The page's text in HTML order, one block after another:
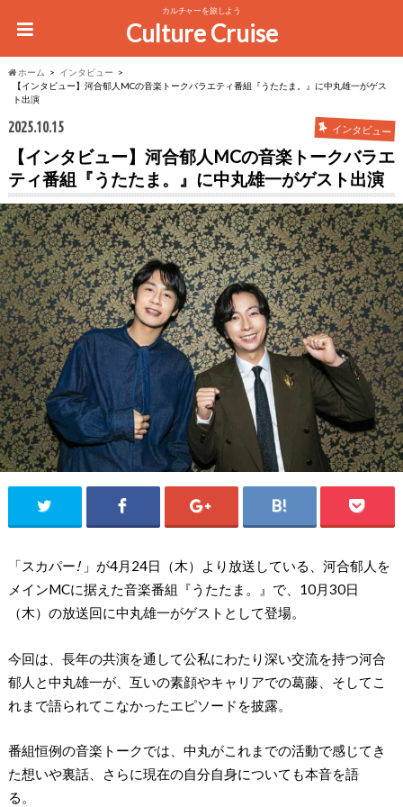
カルチャーを旅しよう
Culture Cruise
ホーム
インタビュー
【インタビュー】河合郁人MCの音楽トークバラエティ番組『うたたま。』に中丸雄一がゲス
ト出演
2025.10.15 インタビュー
【インタビュー】河合郁人MCの音楽トークバラエ
ティ番組『うたたま。』に中丸雄一がゲスト出演
「スカパー! 」が4月24日（木）より放送している、河合郁人を
メインMCに据えた音楽番組『うたたま。』で、10月30日
（木）の放送回に中丸雄一がゲストとして登場。
今回は、長年の共演を通して公私にわたり深い交流を持つ河合
郁人と中丸雄一が、互いの素顔やキャリアでの葛藤、そしてこ
れまで語られてこなかったエピソードを披露。
番組恒例の音楽トークでは、中丸がこれまでの活動で感じてき
た想いや裏話、さらに現在の自分自身についても本音を語
る。